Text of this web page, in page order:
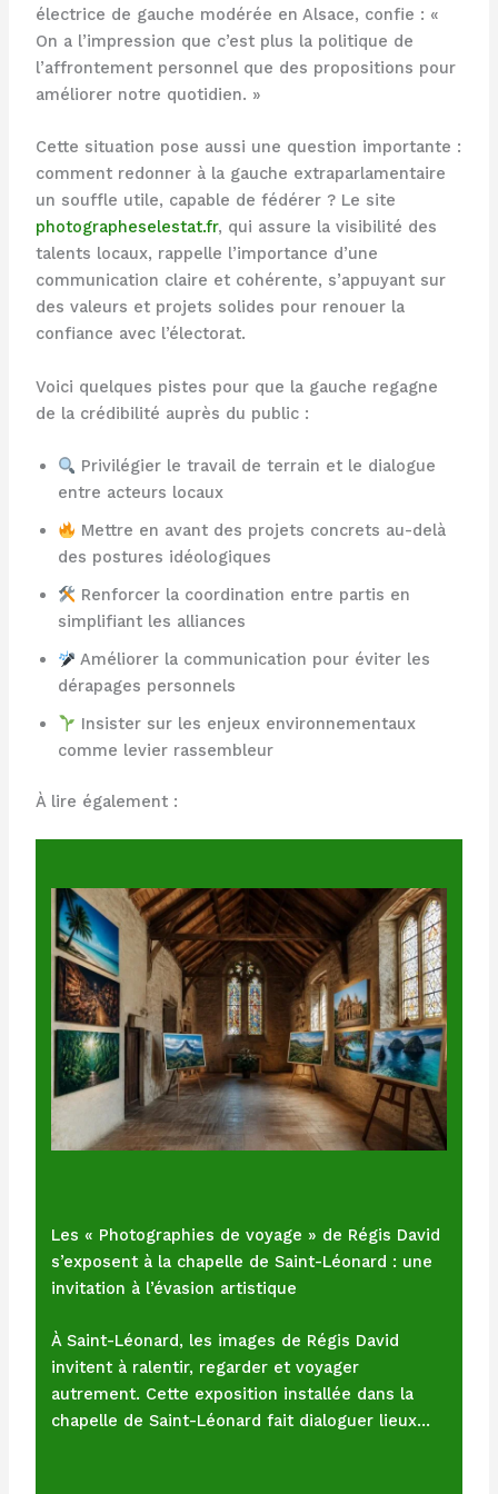
électrice de gauche modérée en Alsace, confie : «
On a l’impression que c’est plus la politique de
l’affrontement personnel que des propositions pour
améliorer notre quotidien. »
Cette situation pose aussi une question importante :
comment redonner à la gauche extraparlamentaire
un souffle utile, capable de fédérer ? Le site
photographeselestat.fr, qui assure la visibilité des
talents locaux, rappelle l’importance d’une
communication claire et cohérente, s’appuyant sur
des valeurs et projets solides pour renouer la
confiance avec l’électorat.
Voici quelques pistes pour que la gauche regagne
de la crédibilité auprès du public :
Privilégier le travail de terrain et le dialogue
entre acteurs locaux
Mettre en avant des projets concrets au-delà
des postures idéologiques
Renforcer la coordination entre partis en
simplifiant les alliances
Améliorer la communication pour éviter les
dérapages personnels
Insister sur les enjeux environnementaux
comme levier rassembleur
À lire également :
Les « Photographies de voyage » de Régis David
s’exposent à la chapelle de Saint-Léonard : une
invitation à l’évasion artistique
À Saint-Léonard, les images de Régis David
invitent à ralentir, regarder et voyager
autrement. Cette exposition installée dans la
chapelle de Saint-Léonard fait dialoguer lieux…